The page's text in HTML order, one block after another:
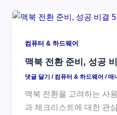
컴퓨터 & 하드웨어
맥북 전환 준비, 성공
댓글 달기 / 컴퓨터 & 하드웨어 /매
맥북 전환을 고려하는 사
과 체크리스트에 대한 관